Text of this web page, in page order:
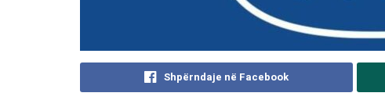
Shpërndaje në Facebook